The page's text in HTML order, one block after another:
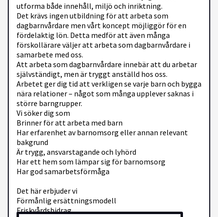
utforma både innehåll, miljö och inriktning.
Det krävs ingen utbildning för att arbeta som
dagbarnvårdare men vårt koncept möjliggör för en
fördelaktig lön. Detta medför att även många
förskollärare väljer att arbeta som dagbarnvårdare i
samarbete med oss.
Att arbeta som dagbarnvårdare innebär att du arbetar
självständigt, men är tryggt anställd hos oss.
Arbetet ger dig tid att verkligen se varje barn och bygga
nära relationer – något som många upplever saknas i
större barngrupper.
Vi söker dig som
Brinner för att arbeta med barn
Har erfarenhet av barnomsorg eller annan relevant
bakgrund
Är trygg, ansvarstagande och lyhörd
Har ett hem som lämpar sig för barnomsorg
Har god samarbetsförmåga
Det här erbjuder vi
Förmånlig ersättningsmodell
Friskvårdsbidrag